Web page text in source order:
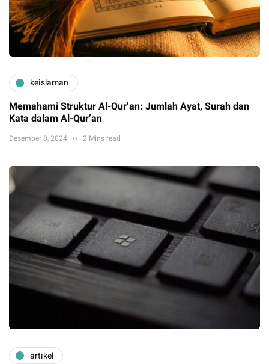
keislaman
Memahami Struktur Al-Qur’an: Jumlah Ayat, Surah dan
Kata dalam Al-Qur’an
Desember 8, 2024 2 Mins read
artikel